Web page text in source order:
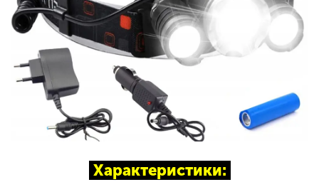
Характеристики: